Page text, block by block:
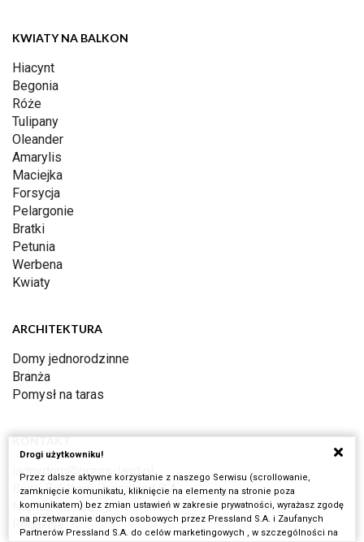
KWIATY NA BALKON
Hiacynt
Begonia
Róże
Tulipany
Oleander
Amarylis
Maciejka
Forsycja
Pelargonie
Bratki
Petunia
Werbena
Kwiaty
ARCHITEKTURA
Domy jednorodzinne
Branża
Pomysł na taras
KONTAKT
ladnydom@press-land.pl
Biuro Reklamy Pressland S.A.
Napisz do nas
Redakcja
Drogi użytkowniku!
Przez dalsze aktywne korzystanie z naszego Serwisu (scrollowanie,
zamknięcie komunikatu, kliknięcie na elementy na stronie poza
komunikatem) bez zmian ustawień w zakresie prywatności, wyrażasz zgodę
na przetwarzanie danych osobowych przez Pressland S.A. i Zaufanych
Partnerów Pressland S.A. do celów marketingowych , w szczególności na